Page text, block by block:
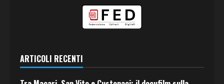
ARTICOLI RECENTI